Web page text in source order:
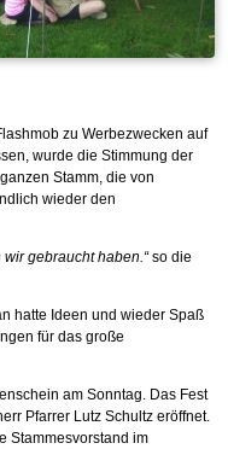
zu Werbezwecken auf
wurde die Stimmung der
Stamm, die von
wieder den
gebraucht haben.“so die
hatte Ideen und wieder Spaß
für das große
am Sonntag. Das Fest
Pfarrer Lutz Schultz eröffnet.
Stammesvorstand im